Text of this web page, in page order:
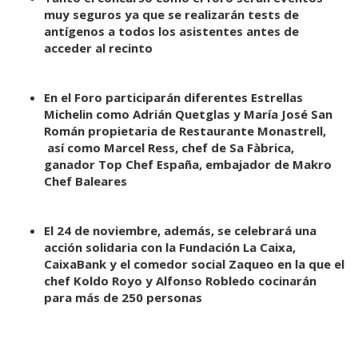
muy seguros ya que se realizarán tests de
antígenos a todos los asistentes antes de
acceder al recinto
En el Foro participarán diferentes Estrellas
Michelin como Adrián Quetglas y María José San
Román propietaria de Restaurante Monastrell,
así como Marcel Ress, chef de Sa Fàbrica,
ganador Top Chef España, embajador de Makro
Chef Baleares
El 24 de noviembre, además, se celebrará una
acción solidaria con la Fundación La Caixa,
CaixaBank y el comedor social Zaqueo en la que el
chef Koldo Royo y Alfonso Robledo cocinarán
para más de 250 personas